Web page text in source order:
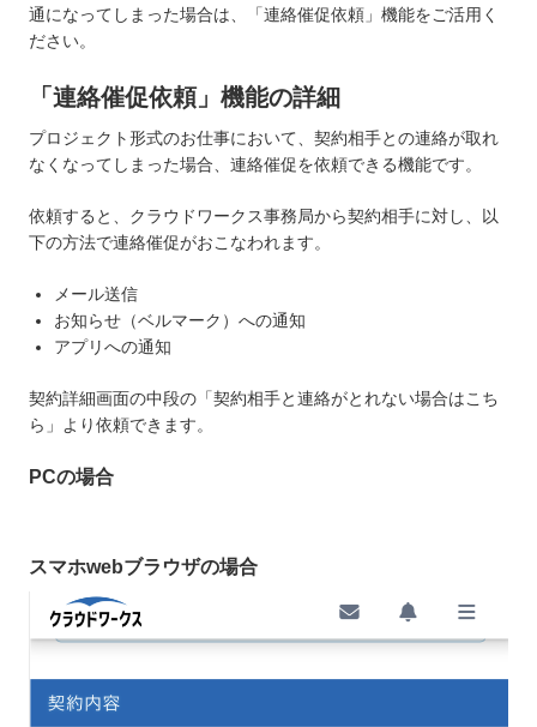
通になってしまった場合は、「連絡催促依頼」機能をご活用く
ださい。
「連絡催促依頼」機能の詳細
プロジェクト形式のお仕事において、契約相手との連絡が取れ
なくなってしまった場合、連絡催促を依頼できる機能です。
依頼すると、クラウドワークス事務局から契約相手に対し、以
下の方法で連絡催促がおこなわれます。
メール送信
お知らせ（ベルマーク）への通知
アプリへの通知
契約詳細画面の中段の「契約相手と連絡がとれない場合はこち
ら」より依頼できます。
PCの場合
スマホwebブラウザの場合